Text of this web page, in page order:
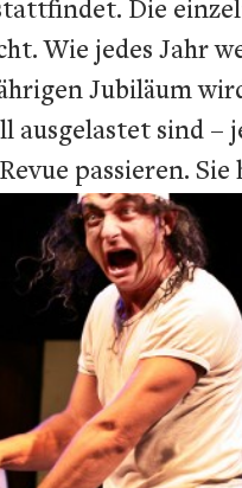
Die
Wie jedes Jahr
Jubiläum
ausgelastet sind
passieren.